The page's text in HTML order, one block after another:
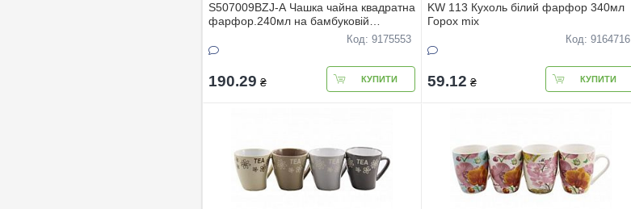
S507009BZJ-A Чашка чайна квадратна
фарфор.240мл на бамбуковiй
пiдставцi Снігова королеваКод: 9175553
190.29 ₴ КУПИТИ
KW 113 Кухоль білий фарфор 340мл
Горох mix
Код: 9164716
59.12 ₴ КУПИТИ